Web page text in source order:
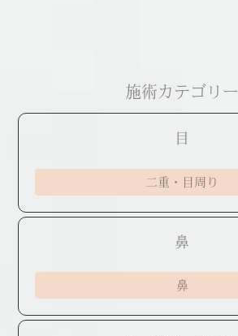
施術カテゴリー
目
二重・目周り
鼻
鼻